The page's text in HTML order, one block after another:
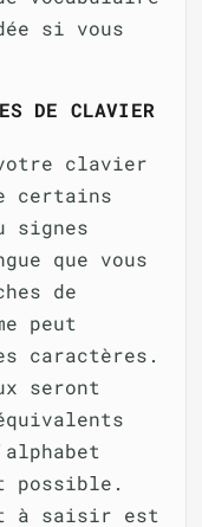
si vous
DE CLAVIER
clavier
certains
signes
que vous
de
peut
caractères.
seront
possible.
à saisir est